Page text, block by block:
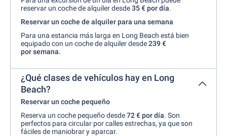
reservar un coche de alquiler desde35 € por día.
Reservar un coche de alquiler para una semana
Para una estancia más larga en Long Beach está bien
equipado con un coche de alquiler desde239 €
por semana.
¿Qué clases de vehículos hay en Long
Beach?
Reservar un coche pequeño
Reserva un coche pequeño desde72 € por día. Son
perfectos para circular por calles estrechas, ya que son
fáciles de maniobrar y aparcar.